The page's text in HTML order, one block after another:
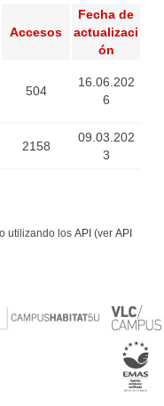
Accesos
Fecha de
actualizaci
ón
504
16.06.202
6
2158
09.03.202
3
utilizando los API (ver API